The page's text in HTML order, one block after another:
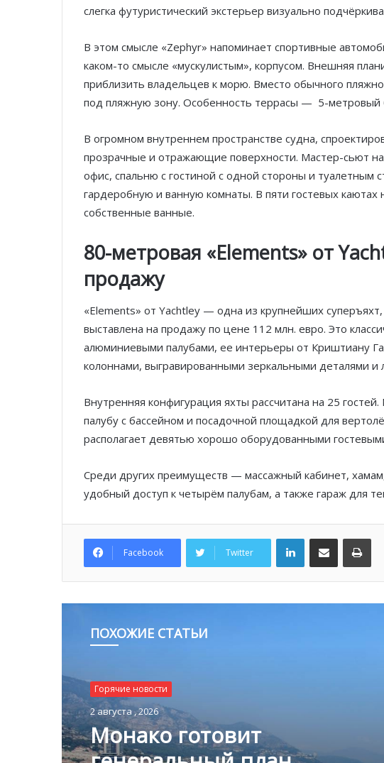
слегка футуристический экстерьер визуально
В этом смысле «Zephyr» напоминает спортивные
каком-то смысле «мускулистым», корпусом. Внешняя
приблизить владельцев к морю. Вместо обычного
под пляжную зону. Особенность террасы — 5-метровый
В огромном внутреннем пространстве судна,
прозрачные и отражающие поверхности. Мастер-сьют
офис, спальню с гостиной с одной стороны и туалетным
гардеробную и ванную комнаты. В пяти гостевых
собственные ванные.
80-метровая «Elements» от
продажу
«Elements» от Yachtley — одна из крупнейших
выставлена на продажу по цене 112 млн. евро. Это
алюминиевыми палубами, ее интерьеры от Криштиану
колоннами, выгравированными зеркальными деталями и
Внутренняя конфигурация яхты рассчитана на 25
палубу с бассейном и посадочной площадкой для
располагает девятью хорошо оборудованными
Среди других преимуществ — массажный кабинет,
удобный доступ к четырём палубам, а также гараж для
Facebook Twitter
LinkedInПоделиться по электронной почте
ПОХОЖИЕ СТАТЬИ
Горячие новости
2 августа , 2026
Монако готовит